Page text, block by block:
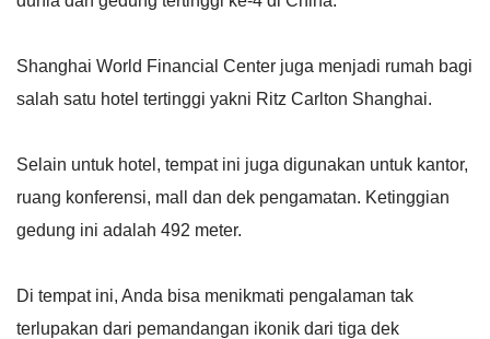
Shanghai World Financial Center juga menjadi rumah bagi
salah satu hotel tertinggi yakni Ritz Carlton Shanghai.
Selain untuk hotel, tempat ini juga digunakan untuk kantor,
ruang konferensi, mall dan dek pengamatan. Ketinggian
gedung ini adalah 492 meter.
Di tempat ini, Anda bisa menikmati pengalaman tak
terlupakan dari pemandangan ikonik dari tiga dek